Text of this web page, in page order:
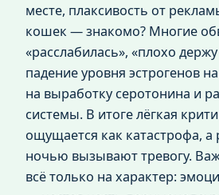
месте, плаксивость от
кошек — знакомо? Многие
«расслабилась», «плохо
падение уровня эстрогенов
на выработку серотонина и
системы. В итоге лёгкая
ощущается как катастрофа,
ночью вызывают тревогу.
всё только на характер: